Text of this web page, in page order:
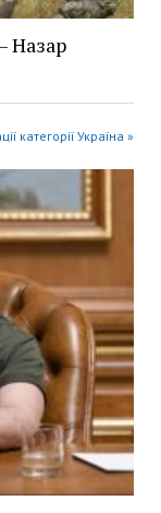
Назар
категорії Україна »